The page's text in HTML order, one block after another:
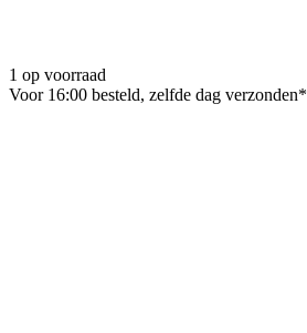
1 op voorraad
Voor 16:00 besteld, zelfde dag verzonden*